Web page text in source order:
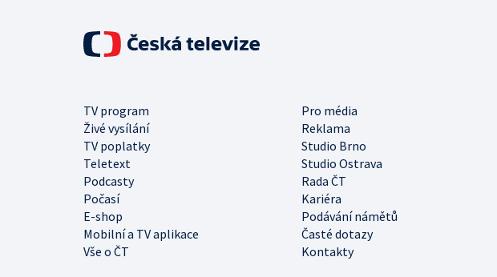
TV program
Pro média
Živé vysílání
Reklama
TV poplatky
Studio Brno
Teletext
Studio Ostrava
Podcasty
Rada ČT
Počasí
Kariéra
E-shop
Podávání námětů
Mobilní a TV aplikace
Časté dotazy
Vše o ČT
Kontakty